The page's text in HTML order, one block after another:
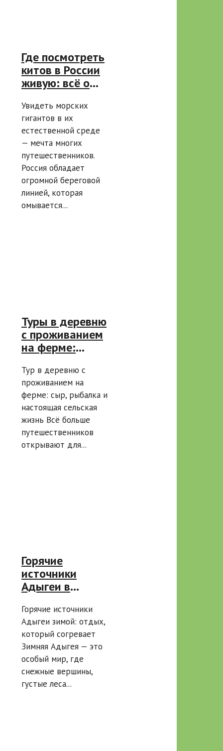
Где посмотреть
китов в России
живую: всё о
обитания и
лучших точках
для
наблюдения
Увидеть морских
гигантов в их
естественной среде
— мечта многих
путешественников.
Россия обладает
огромной береговой
линией, которая
омывается...
Туры в деревню
с проживанием
на ферме:
дегустация
сыра
Тур в деревню с
проживанием на
ферме: сыр, рыбалка и
настоящая сельская
жизнь Всё больше
путешественников
открывают для...
Горячие
источники
Адыгеи в
Горячие источники
Адыгеи зимой: отдых,
который согревает
Зимняя Адыгея — это
особый мир, где
снежные вершины,
густые леса...